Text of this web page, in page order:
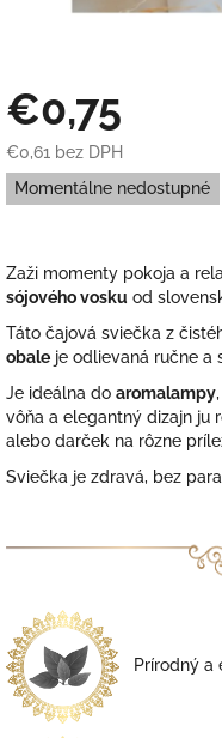
€0,75
€0,61 bez DPH
Jednotková
cena:
Momentálne nedostupné
Zaži momenty pokoja a
sójového vosku od
Táto čajová sviečka z
obale je odlievaná ručne a
Je ideálna do aromalampy
vôňa a elegantný dizajn ju
alebo darček na rôzne
Sviečka je zdravá, bez
Prírodný a